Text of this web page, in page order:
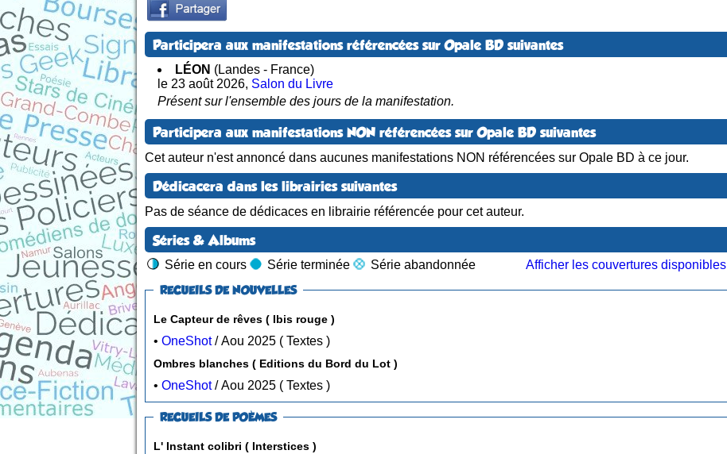
Participera aux manifestations référencées sur Opale BD suivantes
LÉON (Landes - France)
le 23 août 2026, Salon du Livre
Présent sur l'ensemble des jours de la manifestation.
Participera aux manifestations NON référencées sur Opale BD suivantes
Cet auteur n'est annoncé dans aucunes manifestations NON référencées sur Opale BD à ce jour.
Dédicacera dans les librairies suivantes
Pas de séance de dédicaces en librairie référencée pour cet auteur.
Séries & Albums
Série en cours Série terminée Série abandonnée
Afficher les couvertures disponibles
RECUEILS DE NOUVELLES
Le Capteur de rêves ( Ibis rouge )
• OneShot / Aou 2025 ( Textes )
Ombres blanches ( Editions du Bord du Lot )
• OneShot / Aou 2025 ( Textes )
RECUEILS DE POÈMES
L' Instant colibri ( Interstices )